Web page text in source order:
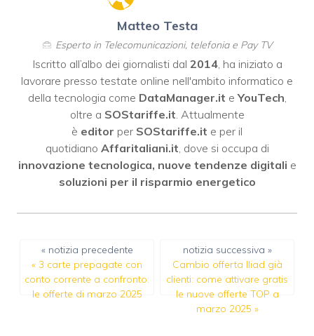
Matteo Testa
Esperto in Telecomunicazioni, telefonia e Pay TV
Iscritto all’albo dei giornalisti dal 2014, ha iniziato a
lavorare presso testate online nell'ambito informatico e
della tecnologia come DataManager.it eYouTech
oltre a SOStariffe.it . Attualmente
è editor per SOStariffe.it e per il
quotidiano Affaritaliani.it , dove si occupa di
innovazione tecnologica, nuove tendenze digitali e
soluzioni per il risparmio energetico
« notizia precedente
« 3 carte prepagate con
conto corrente a confronto:
le offerte di marzo 2025
notizia successiva »
Cambio offerta Iliad già
clienti: come attivare gratis
le nuove offerte TOP a
marzo 2025 »